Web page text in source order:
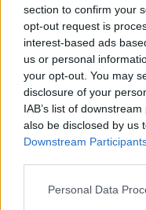
section to confirm your
opt-out request is
interest-based ads
us or personal
your opt-out. You may
disclosure of your
IAB’s list of
also be disclosed by us
Downstream
Please note that this
Personal Data
Να λοιπόν το
Συγκεκριμένο και
Με ξεκάθαρους
ασκηθεί δίωξη
Καραμανλή.
Το καταθέτουμε
δεσμεύεται ότι θα